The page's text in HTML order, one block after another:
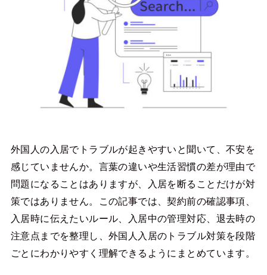
外国人の入居でトラブルが起きやすいと聞いて、不安を
感じていませんか。言葉の違いや生活習慣の差が理由で
問題になることはありますが、入居を断ることだけが対
策ではありません。この記事では、契約前の確認事項、
入居時に伝えたいルール、入居中の管理対応、退去時の
注意点までを整理し、外国人入居のトラブル対策を段階
ごとにわかりやすく理解できるようにまとめています。